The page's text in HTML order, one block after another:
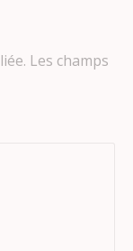
Les champs